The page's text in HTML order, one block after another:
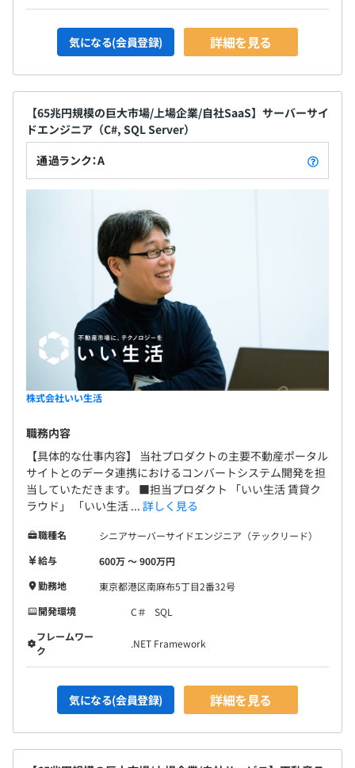
気になる(会員登録) 詳細を見る
【65兆円規模の巨大市場/上場企業/自社SaaS】サーバーサイ
ドエンジニア（C#, SQL Server）
通過ランク：A
株式会社いい生活
職務内容
【具体的な仕事内容】 当社プロダクトの主要不動産ポータル
サイトとのデータ連携におけるコンバートシステム開発を担
当していただきます。 ■担当プロダクト 「いい生活 賃貸ク
ラウド」 「いい生活 ... 詳しく見る
職種名
シニアサーバーサイドエンジニア（テックリード）
給与
600万 〜 900万円
勤務地
東京都港区南麻布5丁目2番32号
開発環境
C＃
SQL
フレームワー
ク
.NET Framework
気になる(会員登録) 詳細を見る